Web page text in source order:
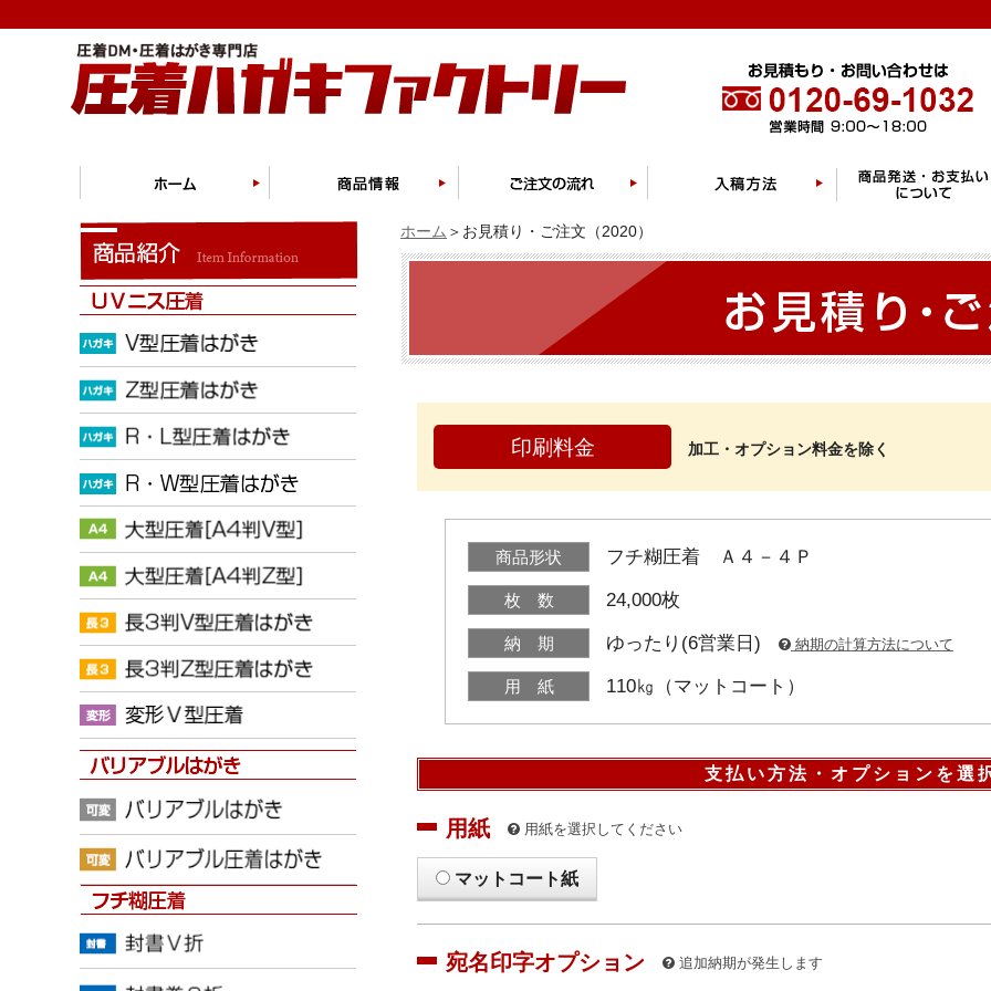
ホーム ＞お見積り・ご注文（2020）
印刷料金 加工・オプション料金を除く
商品形状 フチ糊圧着 Ａ４－４Ｐ
枚 数 24,000枚
納 期 ゆったり(6営業日) 納期の計算方法について
用 紙 110㎏（マットコート）
支払い方法・オプションを選
用紙 用紙を選択してください
マットコート紙
宛名印字オプション 追加納期が発生します